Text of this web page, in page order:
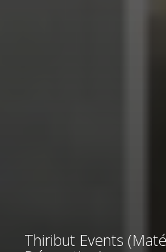
Thiribut Events